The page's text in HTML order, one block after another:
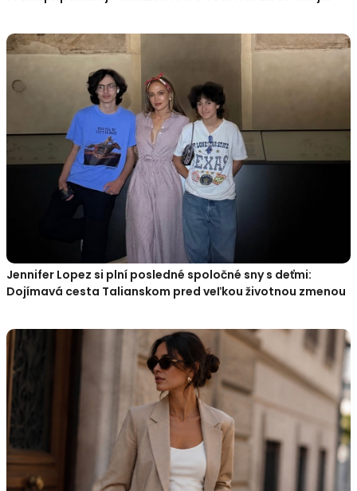
Jennifer Lopez si plní posledné spoločné sny s deťmi:
Dojímavá cesta Talianskom pred veľkou životnou zmenou